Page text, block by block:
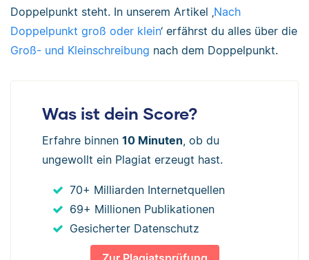
Doppelpunkt steht. In unserem Artikel ‚ Nach
Doppelpunkt groß oder klein‘ erfährst du alles über die
Groß- und Kleinschreibung nach dem Doppelpunkt.
Was ist dein Score?
Erfahre binnen 10 Minuten , ob du
ungewollt ein Plagiat erzeugt hast.
70+ Milliarden Internetquellen
69+ Millionen Publikationen
Gesicherter Datenschutz